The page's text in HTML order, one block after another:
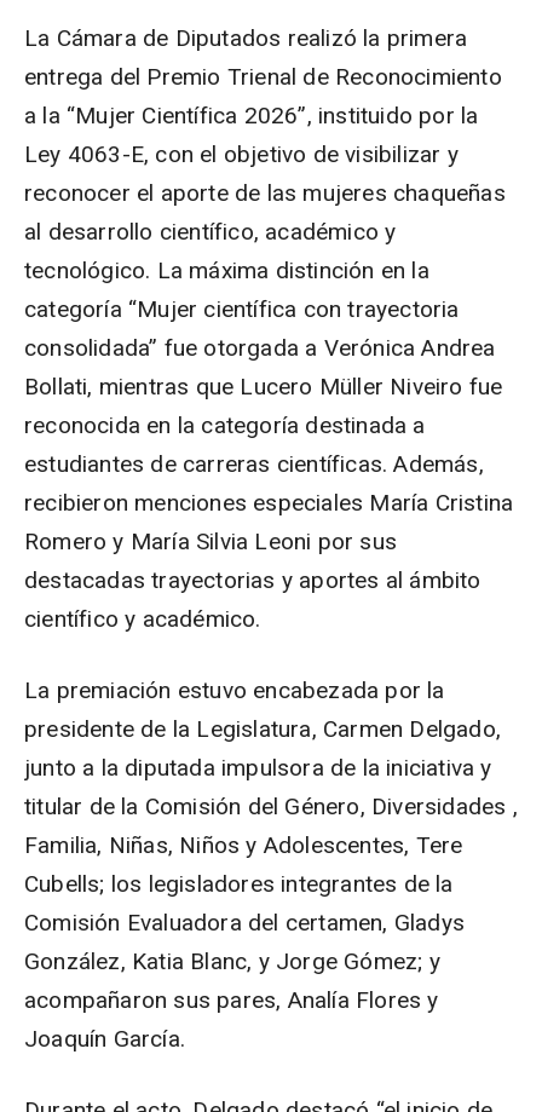
La Cámara de Diputados realizó la primera
entrega del Premio Trienal de Reconocimiento
a la “Mujer Científica 2026”, instituido por la
Ley 4063-E, con el objetivo de visibilizar y
reconocer el aporte de las mujeres chaqueñas
al desarrollo científico, académico y
tecnológico. La máxima distinción en la
categoría “Mujer científica con trayectoria
consolidada” fue otorgada a Verónica Andrea
Bollati, mientras que Lucero Müller Niveiro fue
reconocida en la categoría destinada a
estudiantes de carreras científicas. Además,
recibieron menciones especiales María Cristina
Romero y María Silvia Leoni por sus
destacadas trayectorias y aportes al ámbito
científico y académico.
La premiación estuvo encabezada por la
presidente de la Legislatura, Carmen Delgado,
junto a la diputada impulsora de la iniciativa y
titular de la Comisión del Género, Diversidades ,
Familia, Niñas, Niños y Adolescentes, Tere
Cubells; los legisladores integrantes de la
Comisión Evaluadora del certamen, Gladys
González, Katia Blanc, y Jorge Gómez; y
acompañaron sus pares, Analía Flores y
Joaquín García.